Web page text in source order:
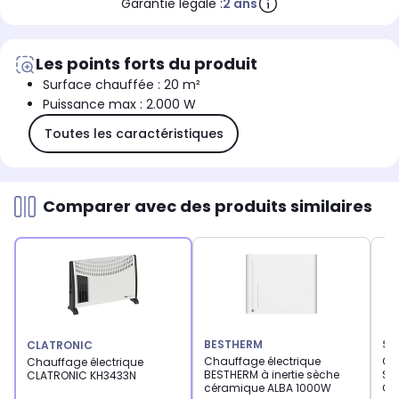
Garantie légale :2 ans
Les points forts du produit
Surface chauffée : 20 m²
Puissance max : 2.000 W
Toutes les caractéristiques
Comparer avec des produits similaires
CLATRONIC
Chauffage électrique
CLATRONIC KH3433N
BESTHERM
Chauffage électrique
BESTHERM à inertie sèche
céramique ALBA 1000W